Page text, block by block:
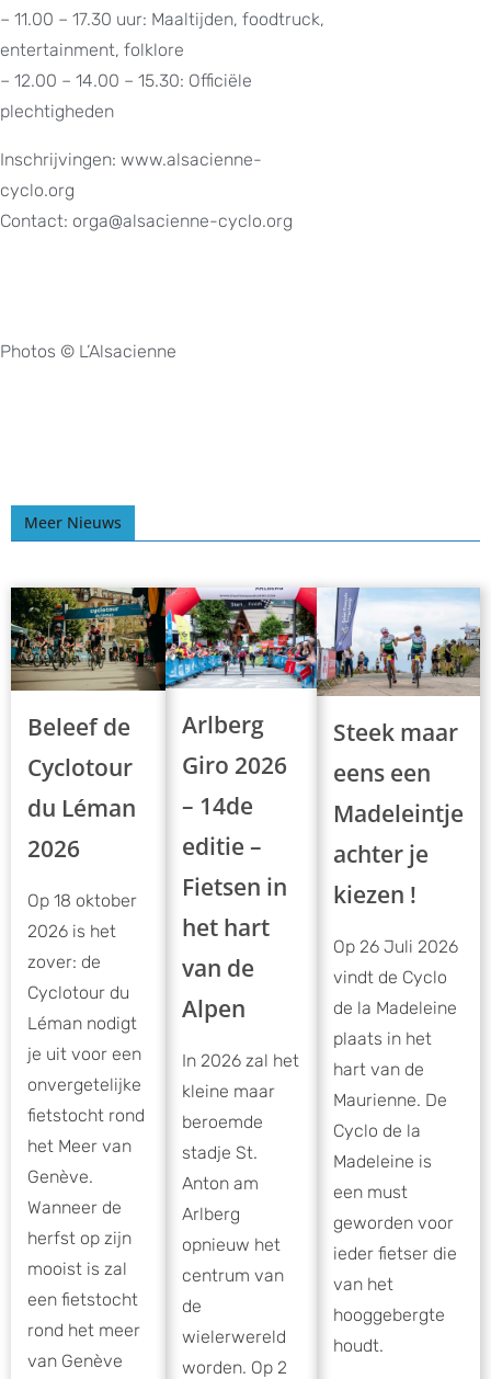
– 11.00 – 17.30 uur: Maaltijden, foodtruck,
entertainment, folklore
– 12.00 – 14.00 – 15.30: Officiële
plechtigheden
Inschrijvingen: www.alsacienne-
cyclo.org
Contact: orga@alsacienne-cyclo.org
Photos © L’Alsacienne
Meer Nieuws
Beleef de
Cyclotour
du Léman
2026
Op 18 oktober
2026 is het
zover: de
Cyclotour du
Léman nodigt
je uit voor een
onvergetelijke
fietstocht rond
het Meer van
Genève.
Wanneer de
herfst op zijn
mooist is zal
een fietstocht
rond het meer
van Genève
Arlberg
Giro 2026
– 14de
editie –
Fietsen in
het hart
van de
Alpen
In 2026 zal het
kleine maar
beroemde
stadje St.
Anton am
Arlberg
opnieuw het
centrum van
de
wielerwereld
worden. Op 2
Steek maar
eens een
Madeleintje
achter je
kiezen !
Op 26 Juli 2026
vindt de Cyclo
de la Madeleine
plaats in het
hart van de
Maurienne. De
Cyclo de la
Madeleine is
een must
geworden voor
ieder fietser die
van het
hooggebergte
houdt.